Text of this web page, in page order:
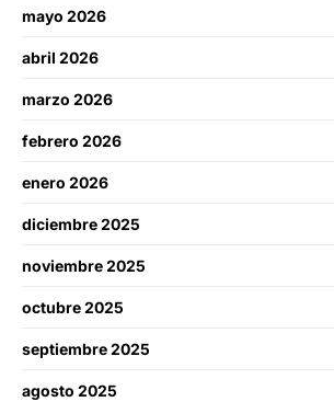
mayo 2026
abril 2026
marzo 2026
febrero 2026
enero 2026
diciembre 2025
noviembre 2025
octubre 2025
septiembre 2025
agosto 2025